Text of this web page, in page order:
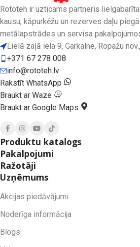
Rototeh ir uzticams partneris
kausu, kāpurkēžu un rezerves daļu
metālapstrādes un servisa
Lielā zaļā iela 9, Garkalne, Ropažu
+371 67 278 008
info@rototeh.lv
Rakstīt WhatsApp
Braukt ar Waze
Braukt ar Google Maps
Produktu katalogs
Pakalpojumi
Ražotāji
Uzņēmums
Akcijas piedāvājumi
Noderīga informācija
Blogs